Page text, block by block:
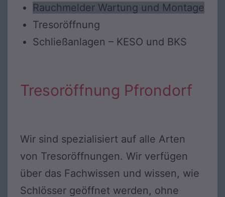
Rauchmelder Wartung und Montage
Tresoröffnung
Schließanlagen – KESO und BKS
Tresoröffnung Pfrondorf
Wir sind spezialisiert auf alle Arten
von Tresoröffnungen. Wir verfügen
über das Fachwissen und wissen, wie
Schlösser geöffnet werden, ohne